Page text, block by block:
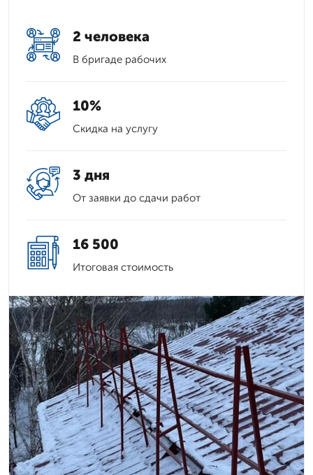
2 человека
В бригаде рабочих
10%
Скидка на услугу
3 дня
От заявки до сдачи работ
16 500
Итоговая стоимость